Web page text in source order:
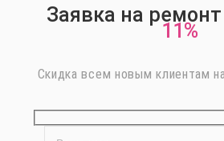
Заявка на ремонт
11%
Скидка всем новым клиентам